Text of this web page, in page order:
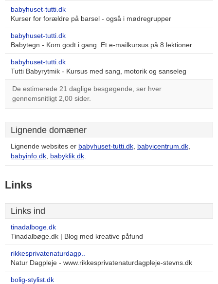
babyhuset-tutti.dk
Kurser for forældre på barsel - også i mødregrupper
babyhuset-tutti.dk
Babytegn - Kom godt i gang. Et e-mailkursus på 8 lektioner
babyhuset-tutti.dk
Tutti Babyrytmik - Kursus med sang, motorik og sanseleg
De estimerede 21 daglige besgøgende, ser hver
gennemsnitligt 2,00 sider.
Lignende domæner
Lignende websites er babyhuset-tutti.dk, babyicentrum.dk,
babyinfo.dk, babyklik.dk.
Links
Links ind
tinadalboge.dk
Tinadalbøge.dk | Blog med kreative påfund
rikkesprivatenaturdagp..
Natur Dagpleje - www.rikkesprivatenaturdagpleje-stevns.dk
bolig-stylist.dk